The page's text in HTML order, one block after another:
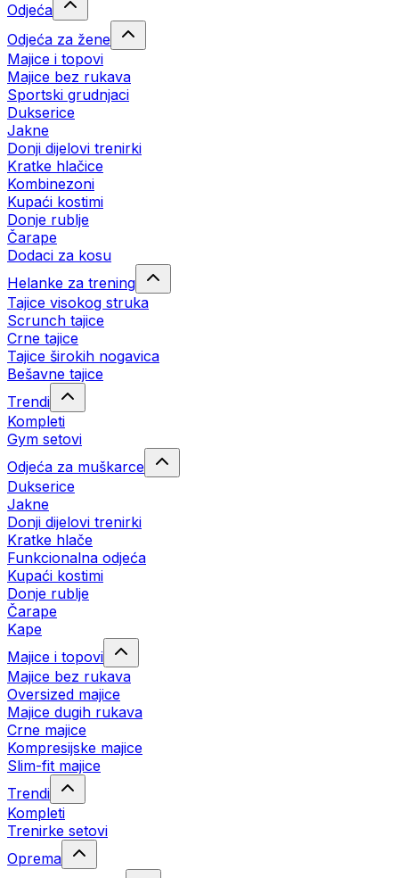
Odjeća
Odjeća za žene
Majice i topovi
Majice bez rukava
Sportski grudnjaci
Dukserice
Jakne
Donji dijelovi trenirki
Kratke hlačice
Kombinezoni
Kupaći kostimi
Donje rublje
Čarape
Dodaci za kosu
Helanke za trening
Tajice visokog struka
Scrunch tajice
Crne tajice
Tajice širokih nogavica
Bešavne tajice
Trendi
Kompleti
Gym setovi
Odjeća za muškarce
Dukserice
Jakne
Donji dijelovi trenirki
Kratke hlače
Funkcionalna odjeća
Kupaći kostimi
Donje rublje
Čarape
Kape
Majice i topovi
Majice bez rukava
Oversized majice
Majice dugih rukava
Crne majice
Kompresijske majice
Slim-fit majice
Trendi
Kompleti
Trenirke setovi
Oprema